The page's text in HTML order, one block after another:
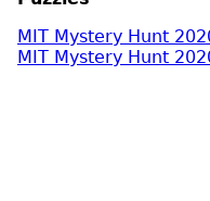
MIT Mystery Hunt
MIT Mystery Hunt